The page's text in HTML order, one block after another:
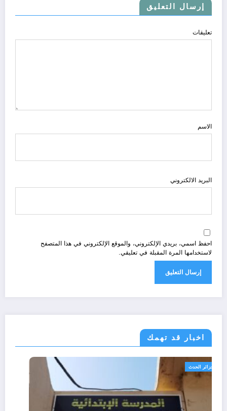
إرسال التعليق
تعليقات
الاسم
البريد الالكتروني
احفظ اسمي، بريدي الإلكتروني، والموقع الإلكتروني في هذا المتصفح
لاستخدامها المرة المقبلة في تعليقي.
اخبار قد تهمك
الجزائر الحدث